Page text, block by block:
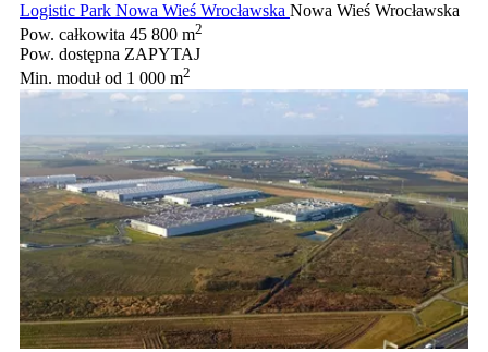
Logistic Park Nowa Wieś Wrocławska Nowa Wieś Wrocławska
Pow. całkowita 45 800 m2
Pow. dostępna ZAPYTAJ
Min. modułod 1 000 m2